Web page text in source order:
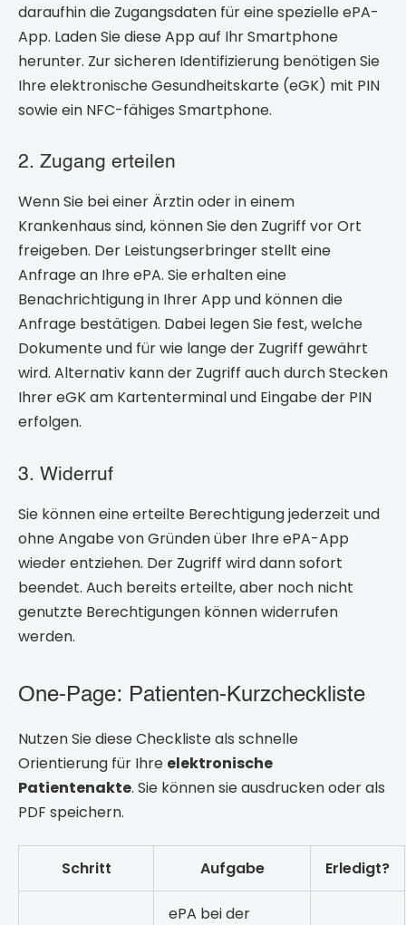
daraufhin die Zugangsdaten für eine spezielle ePA-
App. Laden Sie diese App auf Ihr Smartphone
herunter. Zur sicheren Identifizierung benötigen Sie
Ihre elektronische Gesundheitskarte (eGK) mit PIN
sowie ein NFC-fähiges Smartphone.
2. Zugang erteilen
Wenn Sie bei einer Ärztin oder in einem
Krankenhaus sind, können Sie den Zugriff vor Ort
freigeben. Der Leistungserbringer stellt eine
Anfrage an Ihre ePA. Sie erhalten eine
Benachrichtigung in Ihrer App und können die
Anfrage bestätigen. Dabei legen Sie fest, welche
Dokumente und für wie lange der Zugriff gewährt
wird. Alternativ kann der Zugriff auch durch Stecken
Ihrer eGK am Kartenterminal und Eingabe der PIN
erfolgen.
3. Widerruf
Sie können eine erteilte Berechtigung jederzeit und
ohne Angabe von Gründen über Ihre ePA-App
wieder entziehen. Der Zugriff wird dann sofort
beendet. Auch bereits erteilte, aber noch nicht
genutzte Berechtigungen können widerrufen
werden.
One-Page: Patienten-Kurzcheckliste
Nutzen Sie diese Checkliste als schnelle
Orientierung für Ihre elektronische
Patientenakte. Sie können sie ausdrucken oder als
PDF speichern.
Schritt Aufgabe Erledigt?
ePA bei der